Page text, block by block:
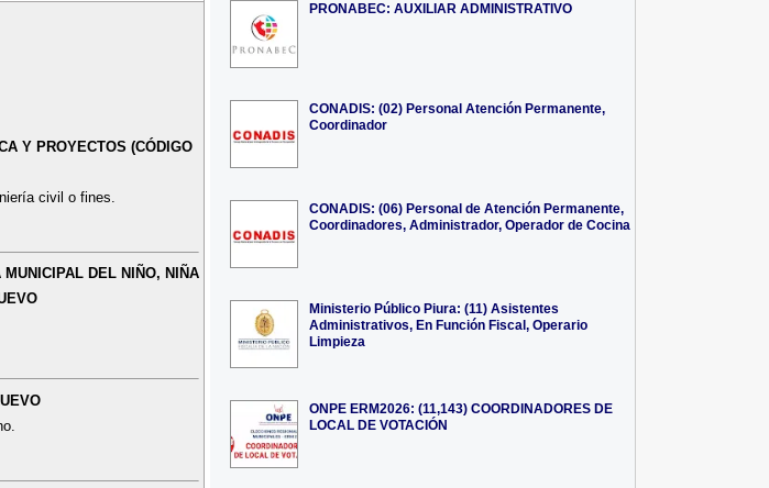
Y PROYECTOS (CÓDIGO
civil o fines.
DEL NIÑO, NIÑA
PRONABEC: AUXILIAR ADMINISTRATIVO
CONADIS: (02) Personal Atención Permanente,
Coordinador
CONADIS: (06) Personal de Atención Permanente,
Coordinadores, Administrador, Operador de Cocina
Ministerio Público Piura: (11) Asistentes
Administrativos, En Función Fiscal, Operario
Limpieza
ONPE ERM2026: (11,143) COORDINADORES DE
LOCAL DE VOTACIÓN